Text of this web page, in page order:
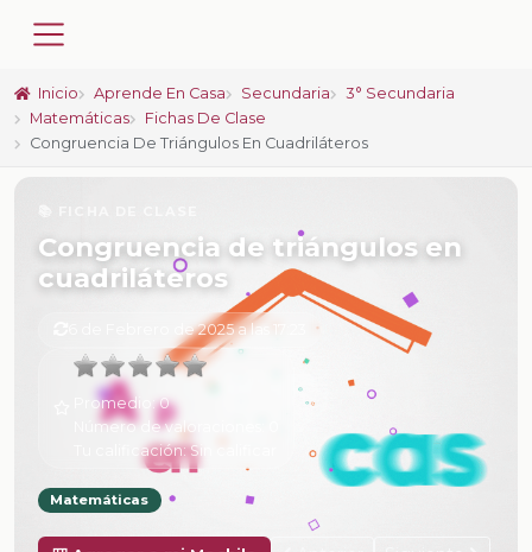
Inicio Aprende En Casa Secundaria
3° Secundaria
Matemáticas
Fichas De Clase
Congruencia De Triángulos En Cuadriláteros
Congruencia de triángulos en
cuadriláteros
6 de Febrero de 2025 a las 17:23
Promedio:0
Número de valoraciones:
Tu calificación:Sin calificar
Matemáticas